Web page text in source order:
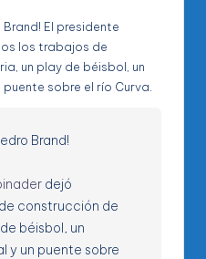
El presidente
los trabajos de
un play de béisbol, un
sobre el río Curva.
Brand!
dejó
construcción de
béisbol, un
y un puente sobre